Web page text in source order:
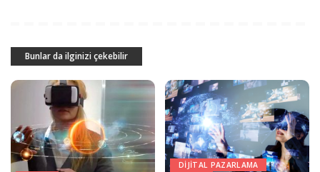
Bunlar da ilginizi çekebilir
DIJITAL PAZARLAMA